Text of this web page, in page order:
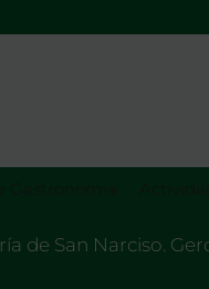
de San Narciso.